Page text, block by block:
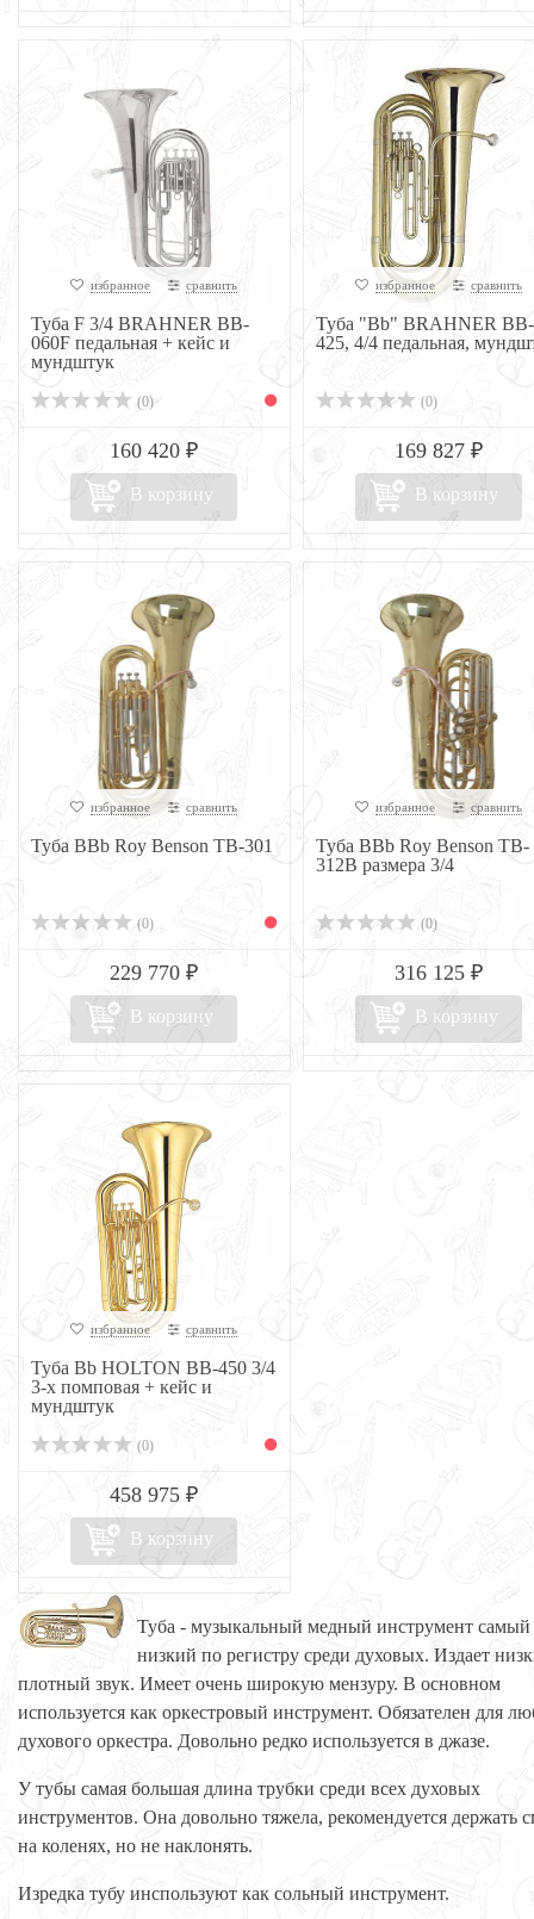
избранное сравнить
Туба F 3/4 BRAHNER BB-
060F педальная + кейс и
мундштук
(0)
160 420 ₽
В корзину
избранное сравнить
Туба "Bb" BRAHNER BB-
425, 4/4 педальная,
(0)
169 827 ₽
В корзину
избранное сравнить
Туба BBb Roy Benson TB-301
(0)
229 770 ₽
В корзину
избранное сравнить
Туба BBb Roy Benson TB-
312B размера 3/4
(0)
316 125 ₽
В корзину
избранное сравнить
Туба Bb HOLTON BB-450 3/4
3-х помповая + кейс и
мундштук
(0)
458 975 ₽
В корзину
Туба - музыкальный медный инструмент самый
низкий по регистру среди духовых. Издает
плотный звук. Имеет очень широкую мензуру. В основном
используется как оркестровый инструмент. Обязателен для
духового оркестра. Довольно редко используется в джазе.
У тубы самая большая длина трубки среди всех духовых
инструментов. Она довольно тяжела, рекомендуется держать
на коленях, но не наклонять.
Изредка тубу инспользуют как сольный инструмент.